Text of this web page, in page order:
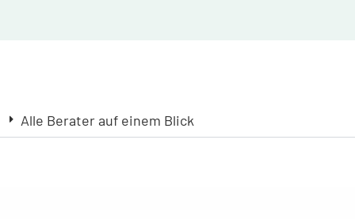
Alle Berater auf einem Blick